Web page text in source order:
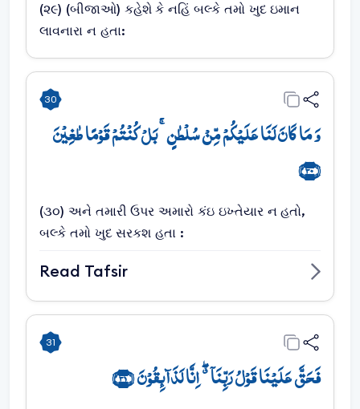
(૨૯) (બીજાઓ) કહેશે કે નહિં બલ્કે તમો ખુદ ઇમાન
લાવનારા ન હતા:
30
وَ مَا کَانَ لَنَا عَلَیۡکُمۡ مِّنۡ سُلۡطٰنٍ ۚ بَلۡ کُنۡتُمۡ قَوۡمًا طٰغِیۡنَ
﴿۳۰﴾
(૩૦) અને તમારી ઉપર અમારો કંઇ ઇખ્તેયાર ન હતો,
બલ્કે તમો ખુદ સરકશ હતા :
Read Tafsir
31
فَحَقَّ عَلَیۡنَا قَوۡلُ رَبِّنَاۤ ٭ۖ اِنَّا لَذَآئِقُوۡنَ ﴿۳۱﴾